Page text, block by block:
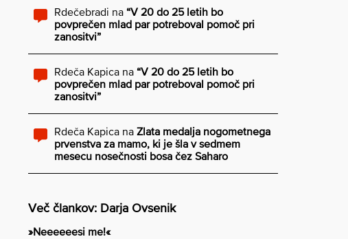
Rdečebradi na “V 20 do 25 letih bo
povprečen mlad par potreboval pomoč pri
zanositvi”
Rdeča Kapica na “V 20 do 25 letih bo
povprečen mlad par potreboval pomoč pri
zanositvi”
Rdeča Kapica na Zlata medalja nogometnega
prvenstva za mamo, ki je šla v sedmem
mesecu nosečnosti bosa čez Saharo
Več člankov: Darja Ovsenik
»Neeeeeesi me!«